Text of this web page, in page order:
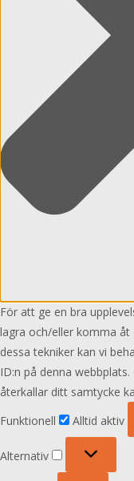
För att ge en bra
lagra och/eller komma
dessa tekniker kan vi
ID:n på denna
återkallar ditt samtycke
Funktionell
Alltid aktiv
Alternativ